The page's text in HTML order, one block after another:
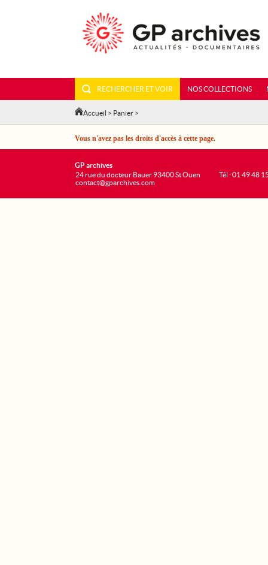
RECHERCHER ET VOIR NOS COLLECTIONS
Accueil > Panier >
Vous n'avez pas les droits d'accès à cette page.
GP archives
24 rue du docteur Bauer 93400 St Ouen
contact@gparchives.com
Tél : 01 49 48